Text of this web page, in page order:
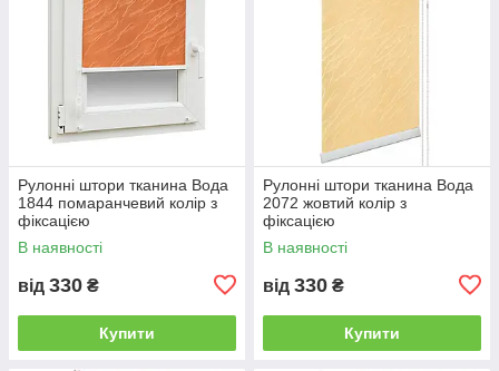
Рулонні штори тканина Вода
1844 помаранчевий колір з
фіксацією
В наявності
від 330 ₴
Купити
Рулонні штори тканина Вода
2072 жовтий колір з
фіксацією
В наявності
від 330 ₴
Купити